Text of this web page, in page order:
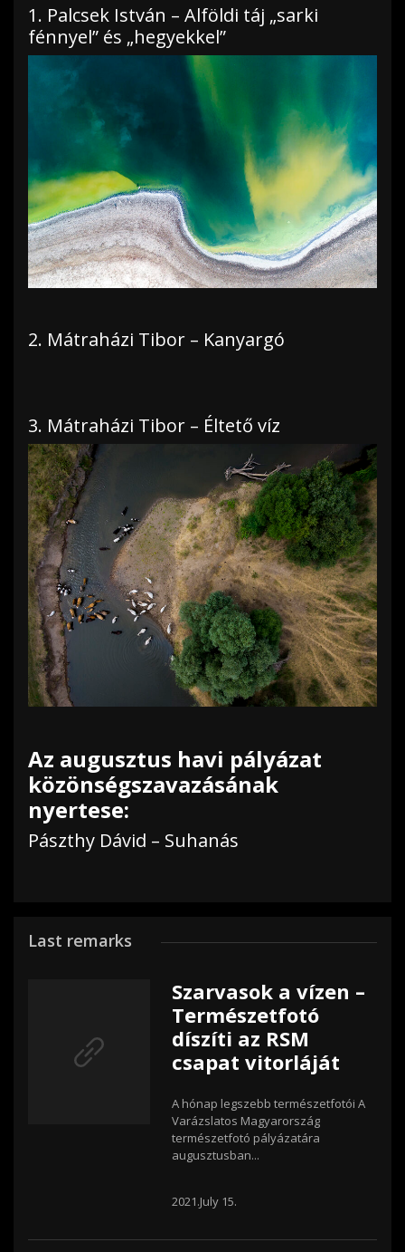
1. Palcsek István – Alföldi táj „sarki
fénnyel” és „hegyekkel”
2. Mátraházi Tibor – Kanyargó
3. Mátraházi Tibor – Éltető víz
Az augusztus havi pályázat
közönségszavazásának
nyertese:
Pászthy Dávid – Suhanás
Last remarks
Szarvasok a vízen –
Természetfotó
díszíti az RSM
csapat vitorláját
A hónap legszebb természetfotói A
Varázslatos Magyarország
természetfotó pályázatára
augusztusban...
2021.July 15.